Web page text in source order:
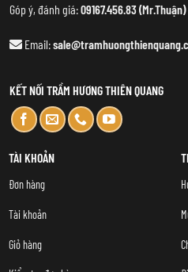
Góp ý, đánh giá:09167.456.83 (Mr.Thuận)
Email:
KẾT NỐI TRẦM HƯƠNG THIÊN QUANG
TÀI KHOẢN
Đơn hàng
Tài khoản
Giỏ hàng